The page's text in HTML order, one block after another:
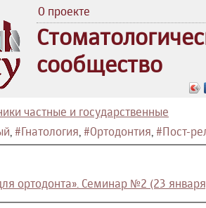
О проекте
сообщество
частные и государственные
, #Гнатология, #Ортодонтия, #Пост-
ортодонта». Семинар №2 (23